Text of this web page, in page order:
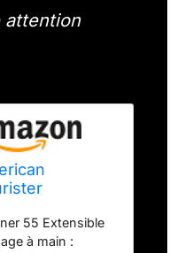
attention
S
Bagage
55 Extensible
à main :